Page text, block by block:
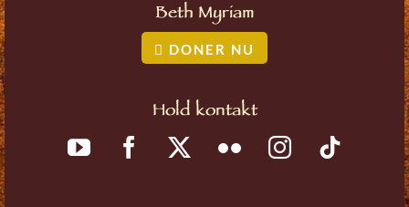
Beth Myriam
DONER NU
Hold kontakt